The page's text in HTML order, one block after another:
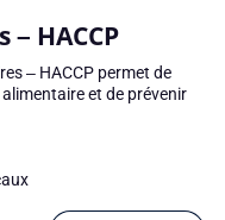
HACCP
– HACCP permet de
et de prévenir
Adresse e-mail